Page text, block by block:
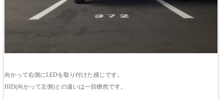
向かって右側にLEDを取り付けた感じです。
HID(向かって左側)との違いは一目瞭然です。